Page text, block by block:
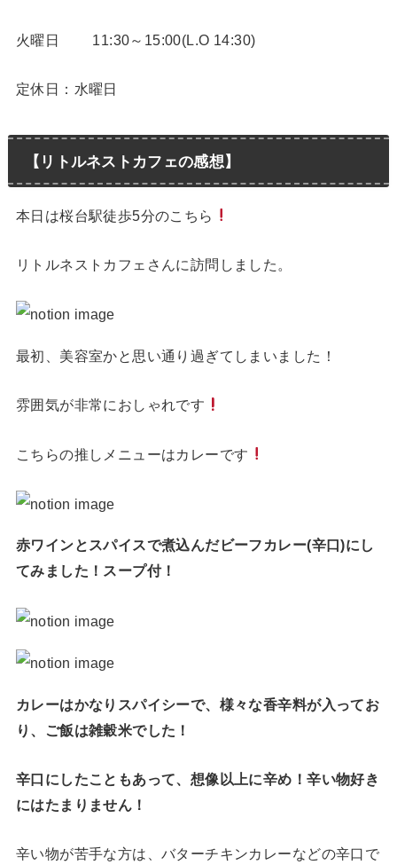
火曜日 11:30～15:00(L.O 14:30)
定休日：水曜日
【リトルネストカフェの感想】
本日は桜台駅徒歩5分のこちら
リトルネストカフェさんに訪問しました。
最初、美容室かと思い通り過ぎてしまいました！
雰囲気が非常におしゃれです
こちらの推しメニューはカレーです
赤ワインとスパイスで煮込んだビーフカレー(辛口)にし
てみました！スープ付！
カレーはかなりスパイシーで、様々な香辛料が入ってお
り、ご飯は雑穀米でした！
辛口にしたこともあって、想像以上に辛め！辛い物好き
にはたまりません！
辛い物が苦手な方は、バターチキンカレーなどの辛口で